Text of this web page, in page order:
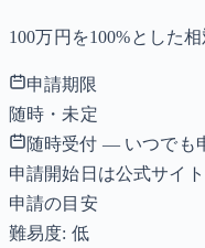
100万円を100%とした
申請期限
随時・未定
随時受付 — いつでも
申請開始日は公式サイ
申請の目安
難易度: 低